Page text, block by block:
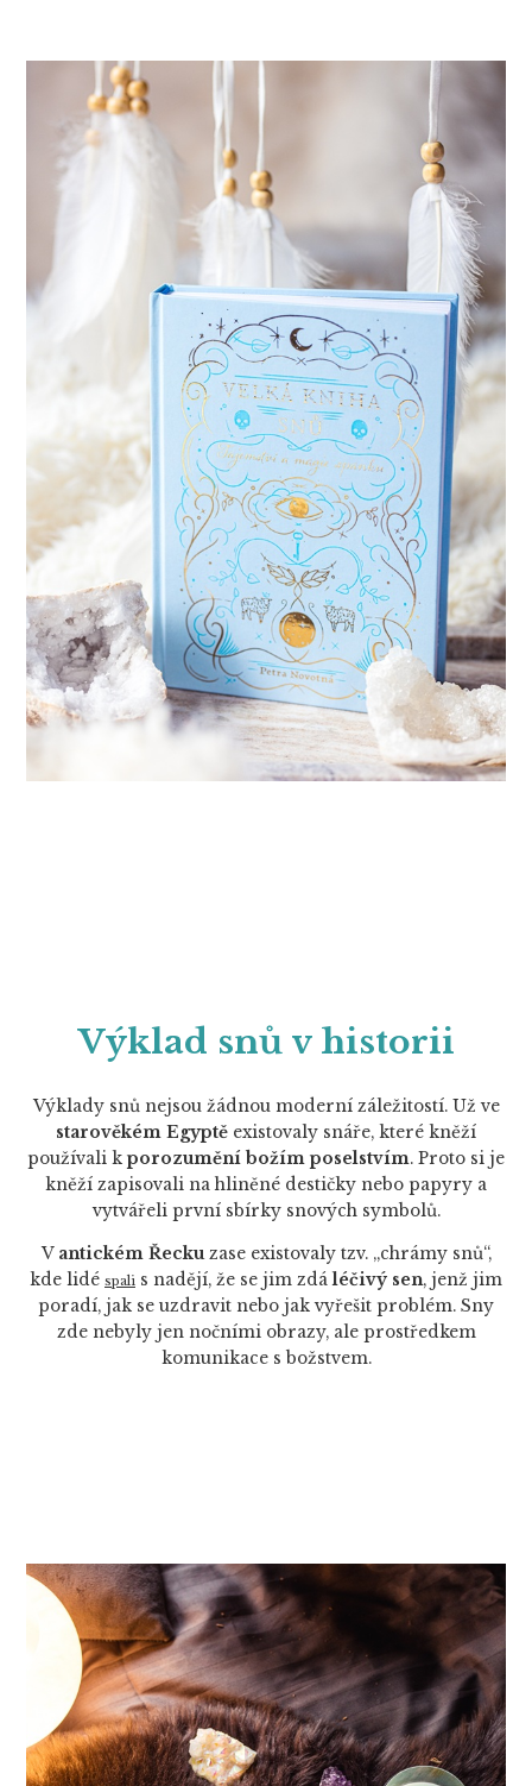
Výklad snů v historii
Výklady snů nejsou žádnou moderní záležitostí. Už ve
starověkém Egyptě existovaly snáře, které kněží
používali k porozumění božím poselstvím. Proto si je
kněží zapisovali na hliněné destičky nebo papyry a
vytvářeli první sbírky snových symbolů.
V antickém Řeckuzase existovaly tzv. „chrámy snů“,
kde lidé spali s nadějí, že se jim zdáléčivý sen, jenž jim
poradí, jak se uzdravit nebo jak vyřešit problém. Sny
zde nebyly jen nočními obrazy, ale prostředkem
komunikace s božstvem.